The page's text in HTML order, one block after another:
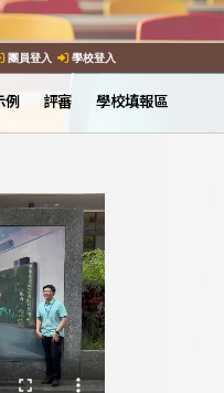
團員登入 學校登入
例 評審 學校填報區